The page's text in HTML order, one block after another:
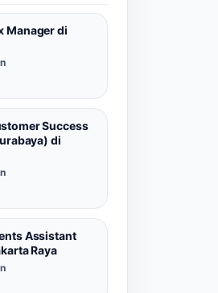
Manager di
Success
di
Assistant
Raya